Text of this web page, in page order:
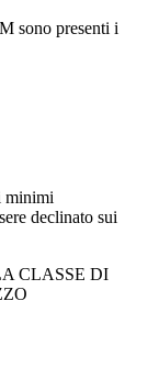
sono presenti i
minimi
declinato sui
CLASSE DI